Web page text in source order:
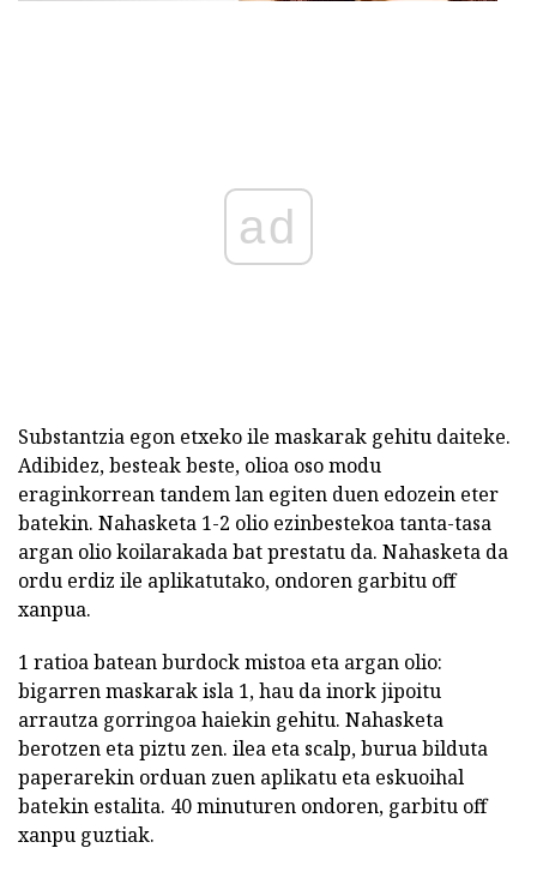
ad
Substantzia egon etxeko ile maskarak gehitu daiteke.
Adibidez, besteak beste, olioa oso modu
eraginkorrean tandem lan egiten duen edozein eter
batekin. Nahasketa 1-2 olio ezinbestekoa tanta-tasa
argan olio koilarakada bat prestatu da. Nahasketa da
ordu erdiz ile aplikatutako, ondoren garbitu off
xanpua.
1 ratioa batean burdock mistoa eta argan olio:
bigarren maskarak isla 1, hau da inork jipoitu
arrautza gorringoa haiekin gehitu. Nahasketa
berotzen eta piztu zen. ilea eta scalp, burua bilduta
paperarekin orduan zuen aplikatu eta eskuoihal
batekin estalita. 40 minuturen ondoren, garbitu off
xanpu guztiak.